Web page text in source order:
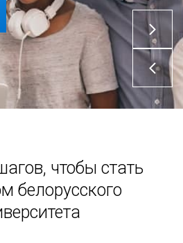
чтобы стать
белорусского